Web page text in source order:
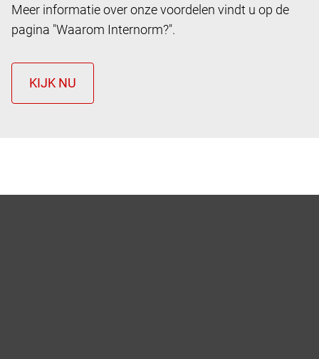
Meer informatie over onze voordelen vindt u op de
pagina "Waarom Internorm?".